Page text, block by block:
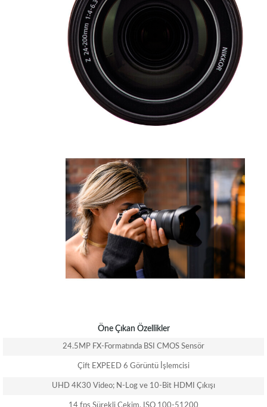
Öne Çıkan Özellikler
24.5MP FX-Formatında BSI CMOS Sensör
Çift EXPEED 6 Görüntü İşlemcisi
UHD 4K30 Video; N-Log ve 10-Bit HDMI Çıkışı
14 fps Sürekli Çekim, ISO 100-51200